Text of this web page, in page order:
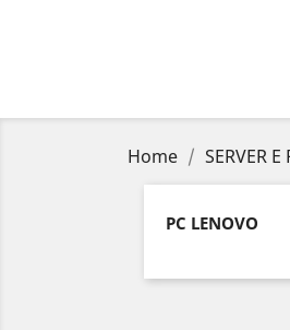
Home SERVER
PC LENOVO